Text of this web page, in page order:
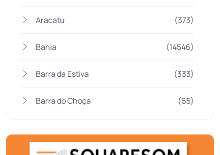
Aracatu (373)
Bahia (14546)
Barra da Estiva (333)
Barra do Choça (65)